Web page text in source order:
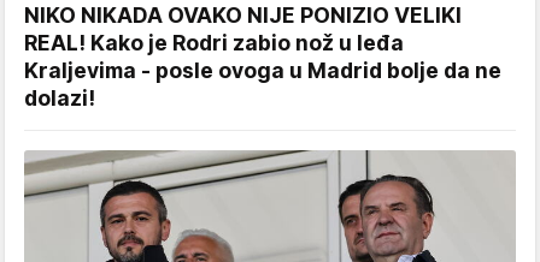
NIKO NIKADA OVAKO NIJE PONIZIO VELIKI
REAL! Kako je Rodri zabio nož u leđa
Kraljevima - posle ovoga u Madrid bolje da ne
dolazi!